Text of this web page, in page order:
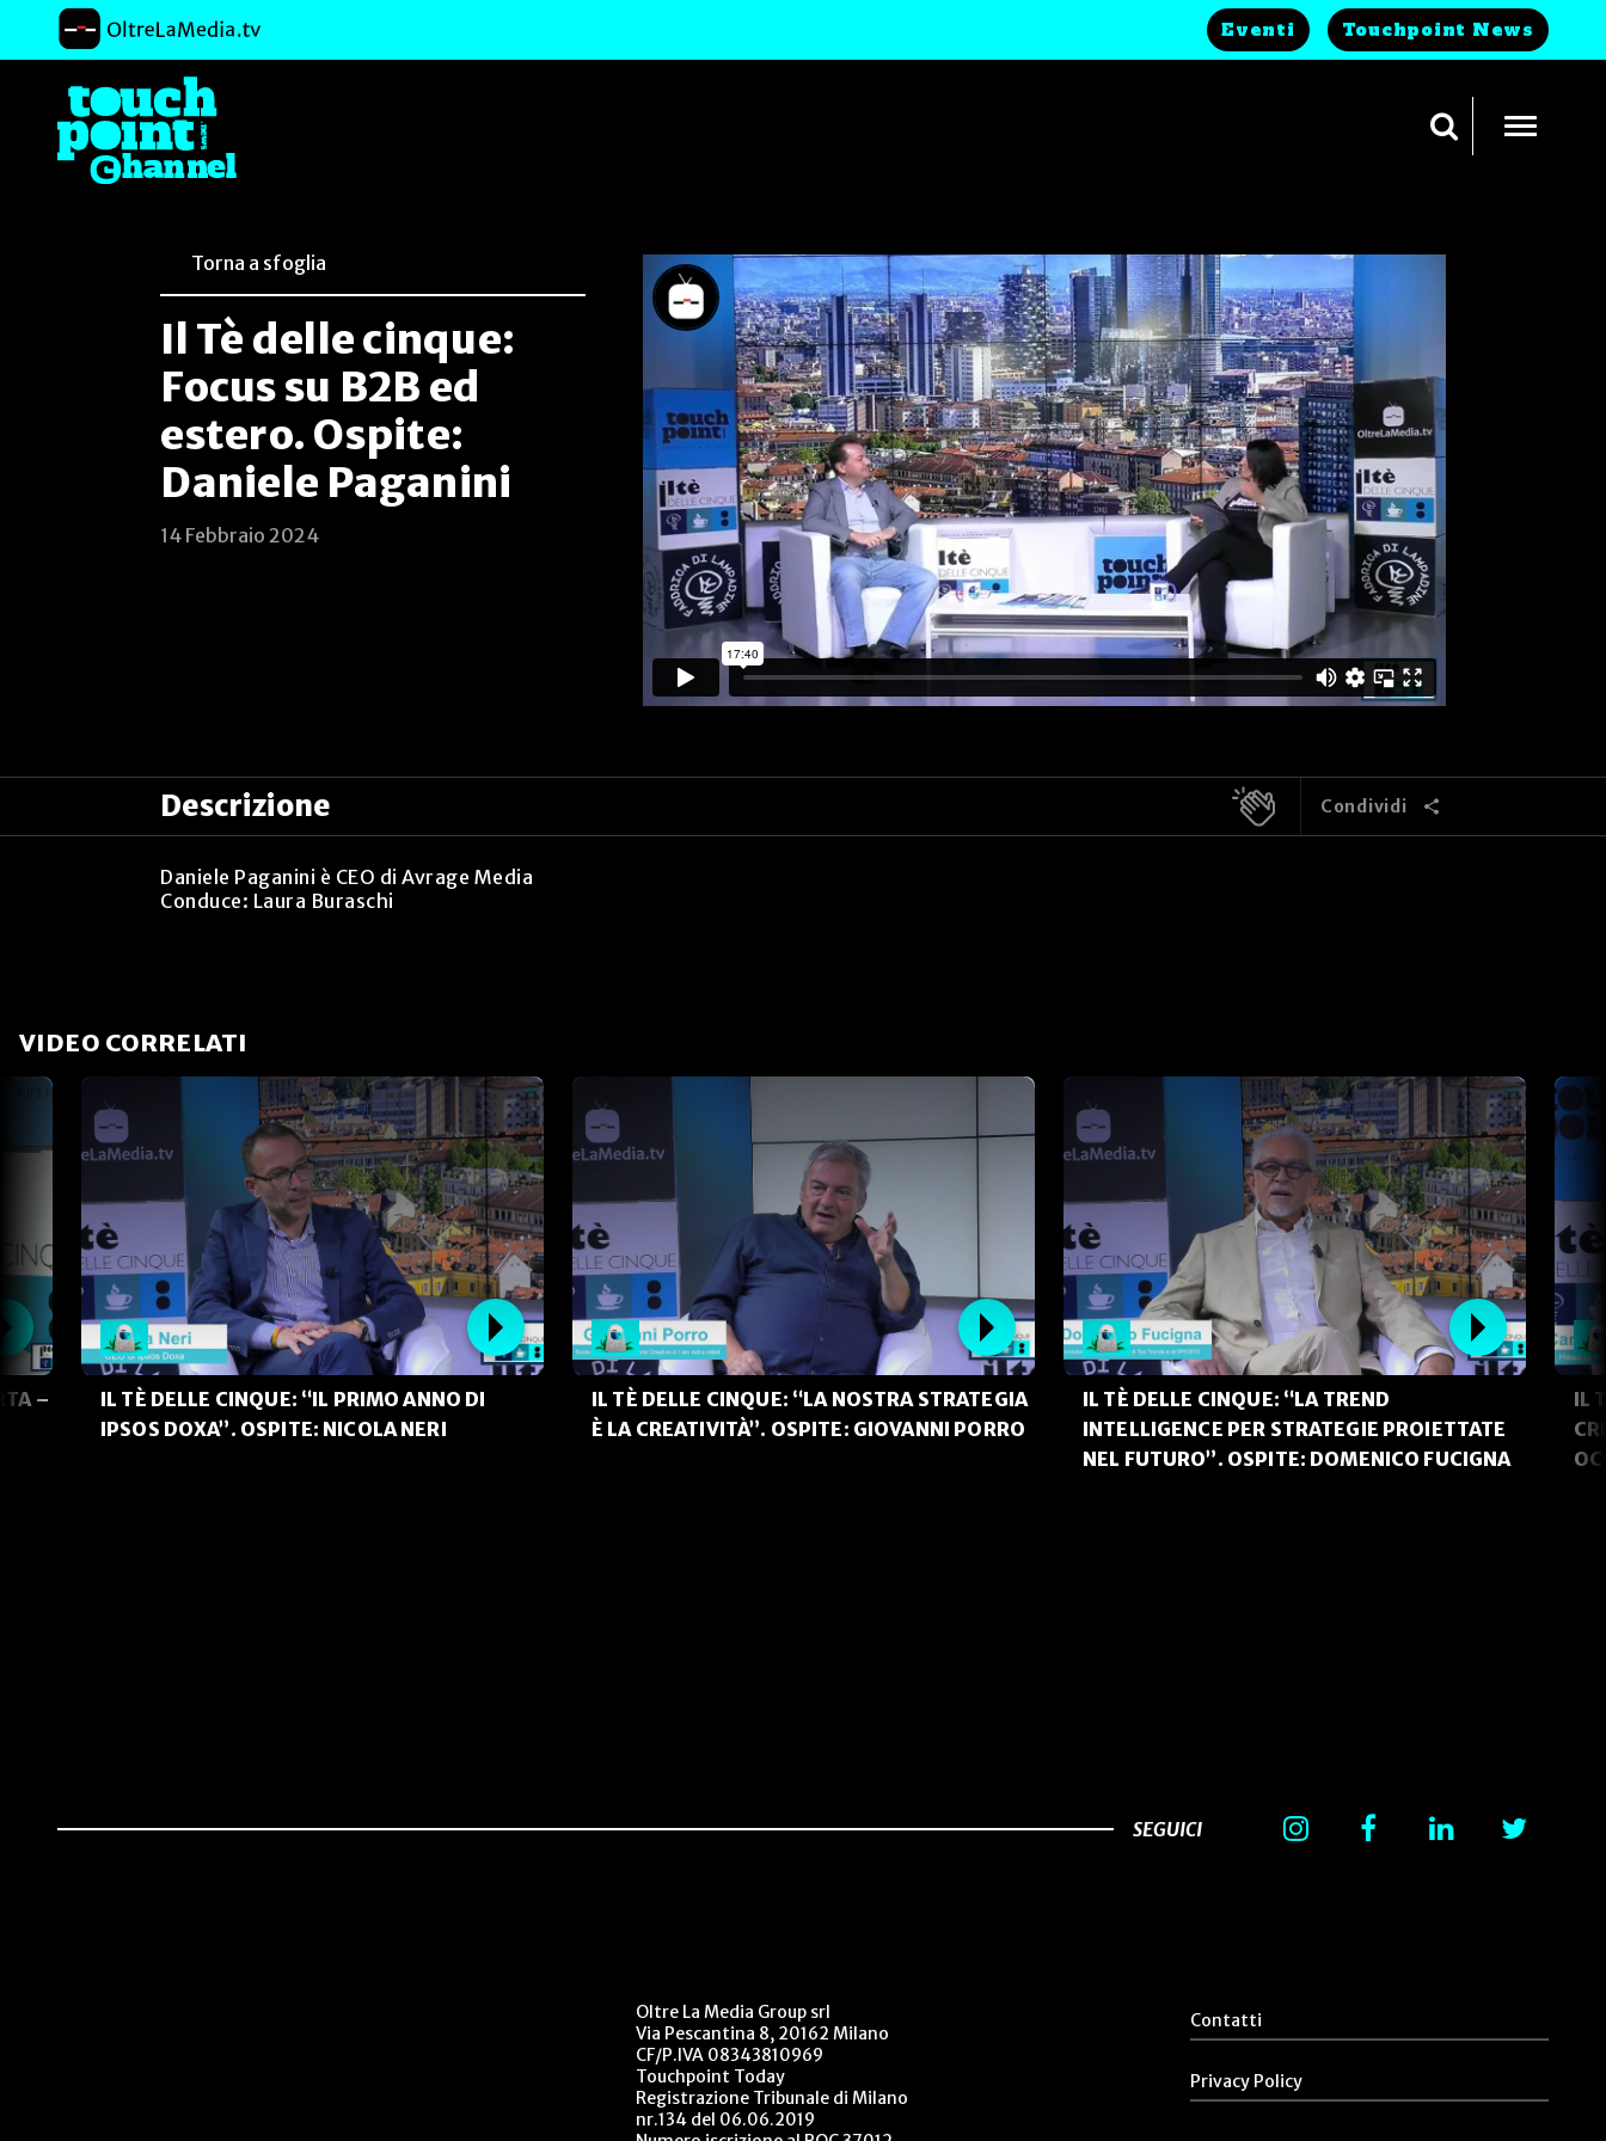
Eventi Touchpoint News
Torna a sfoglia
Il Tè delle cinque:
Focus su B2B ed
estero. Ospite:
Daniele Paganini
14 Febbraio 2024
Descrizione Condividi
Daniele Paganini è CEO di Avrage Media
Conduce: Laura Buraschi
VIDEO CORRELATI
–
IL TÈ DELLE CINQUE: “IL PRIMO ANNO DI
IPSOS DOXA”. OSPITE: NICOLA NERI
IL TÈ DELLE CINQUE: “LA NOSTRA STRATEGIA
È LA CREATIVITÀ”. OSPITE: GIOVANNI PORRO
IL TÈ DELLE CINQUE: “LA TREND
INTELLIGENCE PER STRATEGIE PROIETTATE
NEL FUTURO”. OSPITE: DOMENICO FUCIGNA
IL
SEGUICI
Oltre La Media Group srl
Via Pescantina 8, 20162 Milano
CF/P.IVA 08343810969
Touchpoint Today
Registrazione Tribunale di Milano
nr.134 del 06.06.2019
Contatti
Privacy Policy